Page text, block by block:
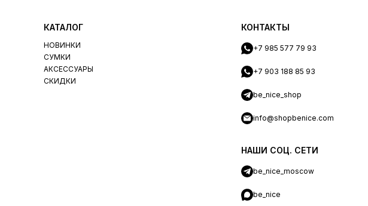
КАТАЛОГ
НОВИНКИ
СУМКИ
АКСЕССУАРЫ
СКИДКИ
КОНТАКТЫ
+7 985 577 79 93
+7 903 188 85 93
be_nice_shop
info@shopbenice.com
НАШИ СОЦ. СЕТИ
be_nice_moscow
be_nice